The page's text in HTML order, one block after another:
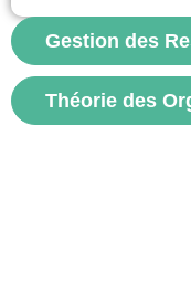
spaces, and overcoming
voir
Gestion des
Théorie des